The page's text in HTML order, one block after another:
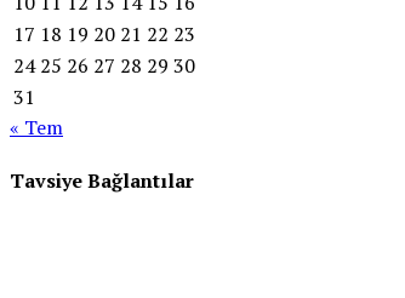
17 18 19 20 21 22 23
24 25 26 27 28 29 30
31
« Tem
Tavsiye Bağlantılar